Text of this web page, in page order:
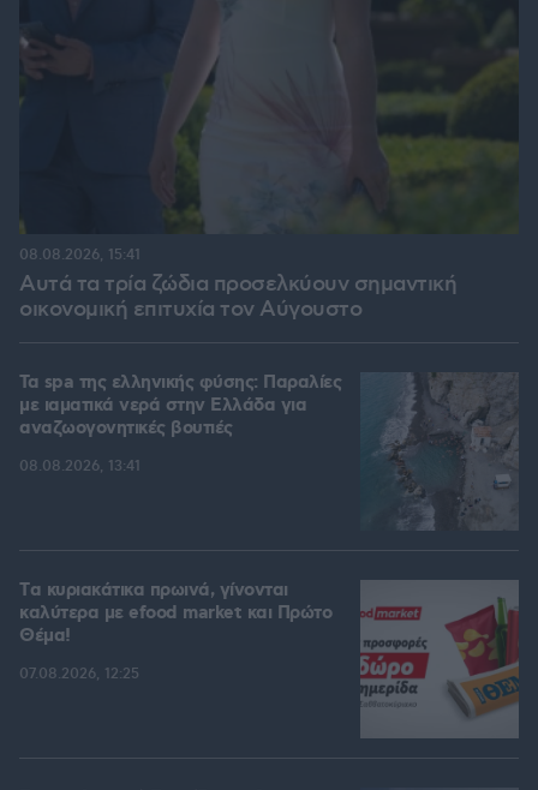
Αυτά τα τρία ζώδια προσελκύουν σημαντική
οικονομική επιτυχία τον Αύγουστο
08.08.2026, 15:41
Τα spa της ελληνικής φύσης: Παραλίες
με ιαματικά νερά στην Ελλάδα για
αναζωογονητικές βουτιές
08.08.2026, 13:41
Tα κυριακάτικα πρωινά, γίνονται
καλύτερα με efood market και Πρώτο
Θέμα!
07.08.2026, 12:25